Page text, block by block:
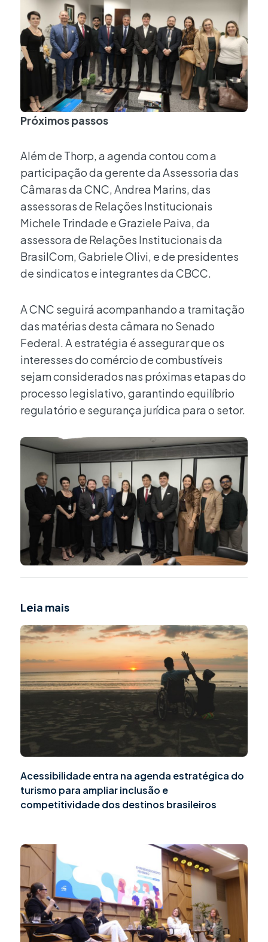
Próximos passos
Além de Thorp, a agenda contou com a
participação da gerente da Assessoria das
Câmaras da CNC, Andrea Marins, das
assessoras de Relações Institucionais
Michele Trindade e Graziele Paiva, da
assessora de Relações Institucionais da
BrasilCom, Gabriele Olivi, e de presidentes
de sindicatos e integrantes da CBCC.
A CNC seguirá acompanhando a tramitação
das matérias desta câmara no Senado
Federal. A estratégia é assegurar que os
interesses do comércio de combustíveis
sejam considerados nas próximas etapas do
processo legislativo, garantindo equilíbrio
regulatório e segurança jurídica para o setor.
Leia mais
Acessibilidade entra na agenda estratégica do
turismo para ampliar inclusão e
competitividade dos destinos brasileiros